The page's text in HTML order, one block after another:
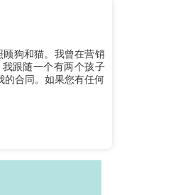
狗和猫。我曾在营销
跟随一个有两个孩子
的合同。如果您有任何